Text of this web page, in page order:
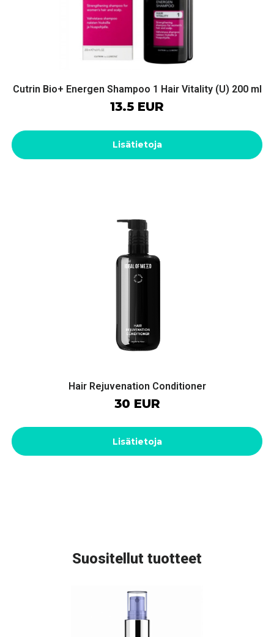
Cutrin Bio+ Energen Shampoo 1 Hair Vitality (U) 200 ml
13.5 EUR
Lisätietoja
Hair Rejuvenation Conditioner
30 EUR
Lisätietoja
Suositellut tuotteet